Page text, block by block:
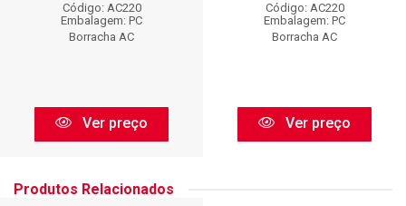
Código: AC220
Embalagem: PC
Borracha AC
Ver preço
Código: AC220
Embalagem: PC
Borracha AC
Ver preço
Produtos Relacionados